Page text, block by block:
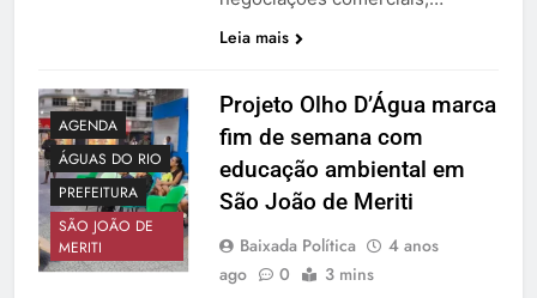
Leia mais
AGENDA
ÁGUAS DO RIO
PREFEITURA
SÃO JOÃO DE
MERITI
Projeto Olho D’Água marca
fim de semana com
educação ambiental em
São João de Meriti
Baixada Política
4 anos
ago
0 3 mins